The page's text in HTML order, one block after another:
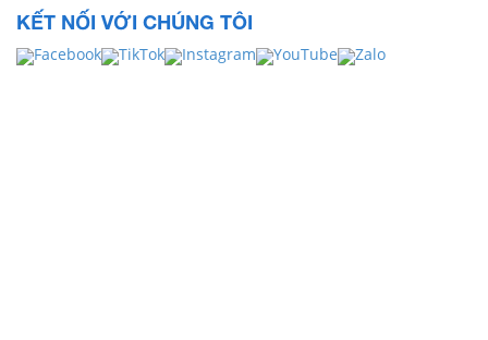
KẾT NỐI VỚI CHÚNG TÔI